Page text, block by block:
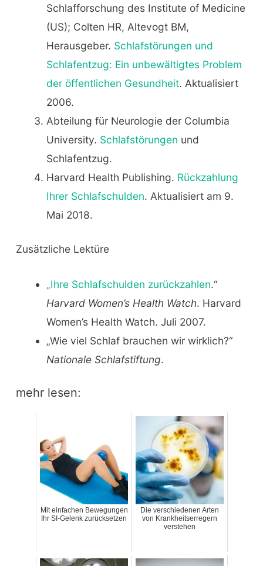
Schlafforschung des Institute of Medicine
(US); Colten HR, Altevogt BM,
Herausgeber. Schlafstörungen und
Schlafentzug: Ein unbewältigtes Problem
der öffentlichen Gesundheit. Aktualisiert
2006.
Abteilung für Neurologie der Columbia
University. Schlafstörungen und
Schlafentzug.
Harvard Health Publishing. Rückzahlung
Ihrer Schlafschulden. Aktualisiert am 9.
Mai 2018.
Zusätzliche Lektüre
„Ihre Schlafschulden zurückzahlen.“
Harvard Women’s Health Watch. Harvard
Women’s Health Watch. Juli 2007.
„Wie viel Schlaf brauchen wir wirklich?“
Nationale Schlafstiftung.
mehr lesen:
Mit einfachen Bewegungen
Ihr SI-Gelenk zurücksetzen
Die verschiedenen Arten
von Krankheitserregern
verstehen